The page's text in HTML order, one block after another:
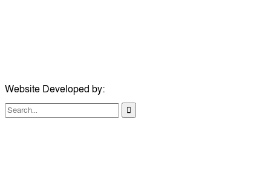
Website Developed by: